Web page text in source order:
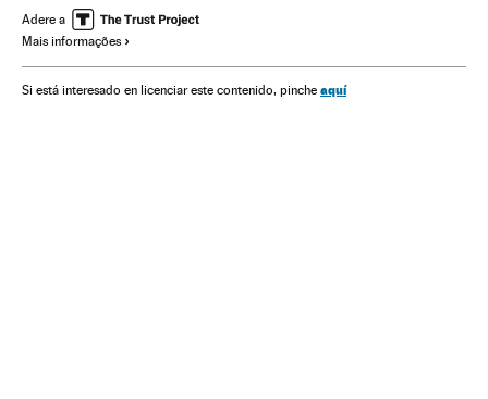
Ásia oriental Sanções Ásia
Processo judicial
Adere a
Mais informações
Si está interesado en licenciar este contenido, pinche aquí